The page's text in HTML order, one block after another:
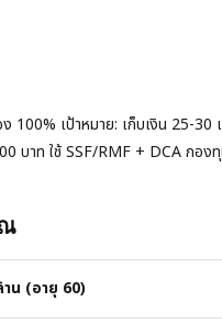
100% เป้าหมาย: เก็บเงิน 25-30
บาท ใช้ SSF/RMF + DCA กอ
าน (อายุ 60)